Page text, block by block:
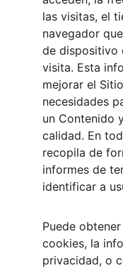
las visitas, el
navegador
de dispositivo
visita. Esta
mejorar el
necesidades
un Contenido
calidad. En
recopila de
informes de
identificar a
Puede
cookies, la
privacidad, o